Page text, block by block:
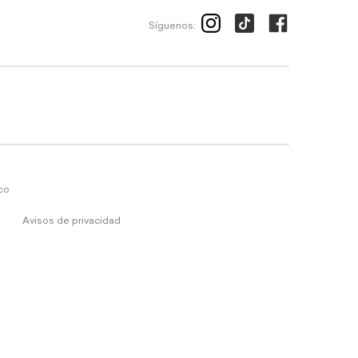
Síguenos:
Avisos de privacidad